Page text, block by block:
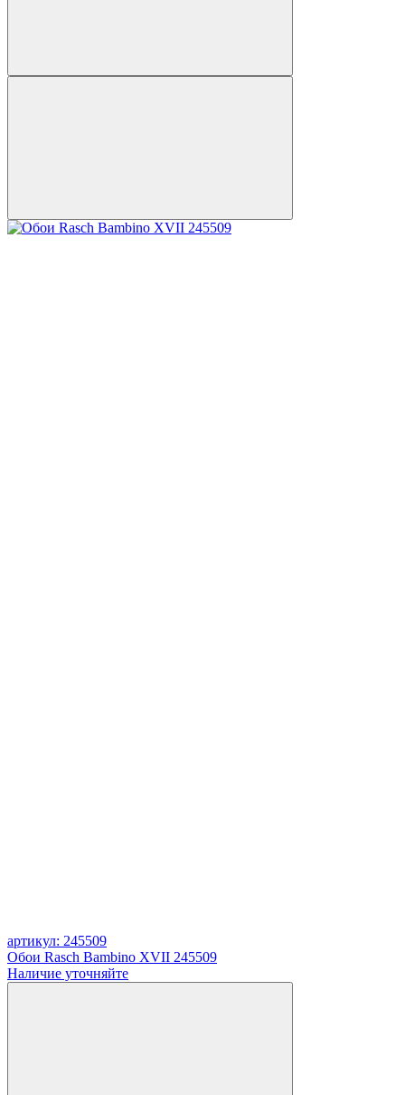
артикул: 245509
Обои Rasch Bambino XVII 245509
Наличие уточняйте